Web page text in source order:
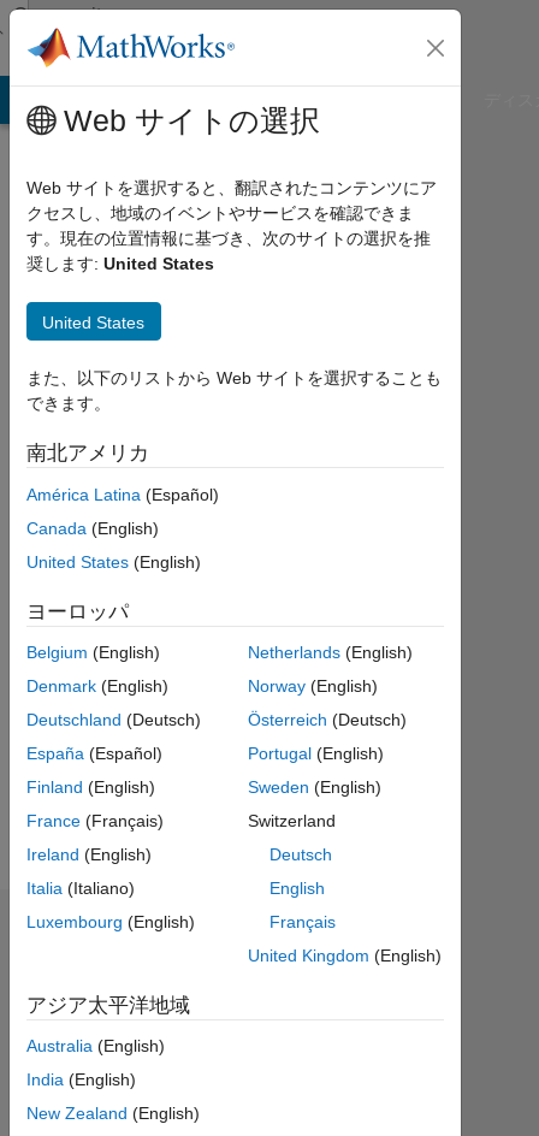
コンテンツへスキップ
Community
Profile
Marina
Last
seen:
11ヶ
2024
か
ア
ク
テ
Followers:
Following:
Follow
ダッシュボード
計
MATLAB Answers
-2
-1 4
5
Web サイトの選択
Web サイトを選択すると、翻訳されたコンテンツにア
クセスし、地域のイベントやサービスを確認できま
す。現在の位置情報に基づき、次のサイトの選択を推
奨します: United States
United States
また、以下のリストから Web サイトを選択することも
できます。
南北アメリカ
América Latina (Español)
Canada (English)
United States (English)
ヨーロッパ
Belgium (English)
Denmark (English)
Deutschland (Deutsch)
España (Español)
Finland (English)
France (Français)
Ireland (English)
Italia (Italiano)
Luxembourg (English)
Netherlands (English)
Norway (English)
Österreich (Deutsch)
Portugal (English)
Sweden (English)
Switzerland
Deutsch
English
Français
United Kingdom (English)
アジア太平洋地域
Australia (English)
India (English)
New Zealand (English)